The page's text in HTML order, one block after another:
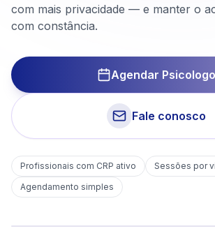
com mais privacidade — e manter o
com constância.
Agendar Psicologo
Fale conosco
Profissionais com CRP ativo
Sessões por
Agendamento simples